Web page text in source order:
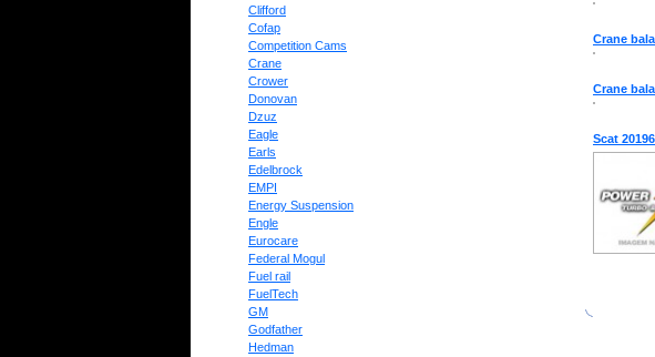
Clifford
Cofap
Competition Cams
Crane
Crower
Donovan
Dzuz
Eagle
Earls
Edelbrock
EMPI
Energy Suspension
Engle
Eurocare
Federal Mogul
Fuel rail
FuelTech
GM
Godfather
Hedman
Crane
Crane
Scat